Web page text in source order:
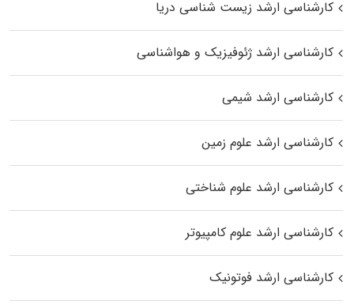
کارشناسی ارشد زیست‌ شناسی دریا
کارشناسی ارشد ژئوفیزیک و هواشناسی
کارشناسی ارشد شیمی
کارشناسی ارشد علوم زمین
کارشناسی ارشد علوم شناختی
کارشناسی ارشد علوم کامپیوتر
کارشناسی ارشد فوتونیک